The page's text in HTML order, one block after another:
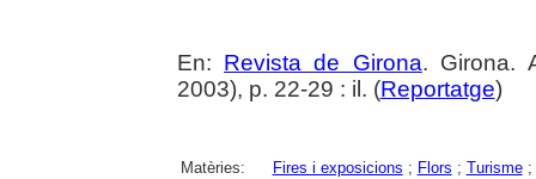
En: Revista de Girona. Girona.
2003), p. 22-29 : il. (Reportatge)
Matèries: Fires i exposicions ; Flors ; Turisme;